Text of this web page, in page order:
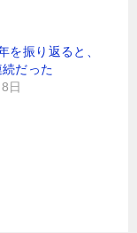
を振り返ると、
だった
日